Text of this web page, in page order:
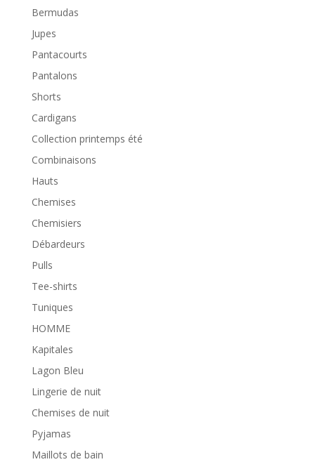
Bermudas
Jupes
Pantacourts
Pantalons
Shorts
Cardigans
Collection printemps été
Combinaisons
Hauts
Chemises
Chemisiers
Débardeurs
Pulls
Tee-shirts
Tuniques
HOMME
Kapitales
Lagon Bleu
Lingerie de nuit
Chemises de nuit
Pyjamas
Maillots de bain